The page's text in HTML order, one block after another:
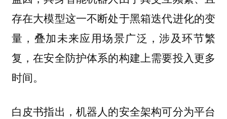
存在大模型这一不断处于黑箱迭代进化的变
量，叠加未来应用场景广泛，涉及环节繁
复，在安全防护体系的构建上需要投入更多
时间。
白皮书指出，机器人的安全架构可分为平台